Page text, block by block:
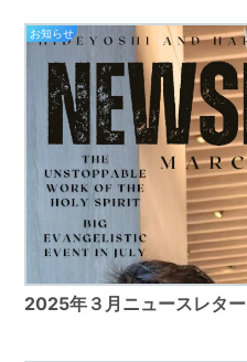
お知らせ
2025年３月ニュースレター